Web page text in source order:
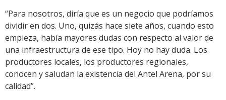
“Para nosotros, diría que es un negocio que podríamos
dividir en dos. Uno, quizás hace siete años, cuando esto
empieza, había mayores dudas con respecto al valor de
una infraestructura de ese tipo. Hoy no hay duda. Los
productores locales, los productores regionales,
conocen y saludan la existencia del Antel Arena, por su
calidad”.